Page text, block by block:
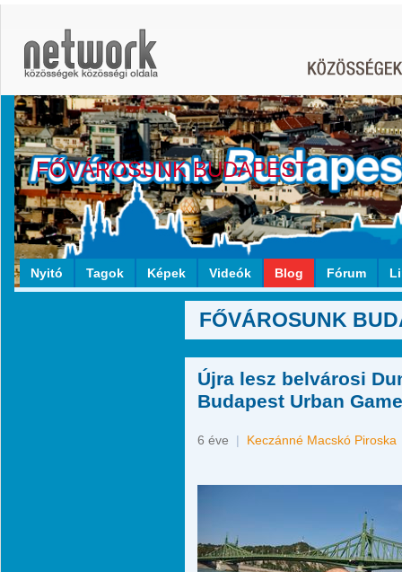
FŐVÁROSUNK BUDAPEST
Nyitó Tagok Képek Videók Blog Fórum
FŐVÁROSUNK
Újra lesz belvárosi
Budapest Urban
6 éve | Keczánné Macskó Piroska